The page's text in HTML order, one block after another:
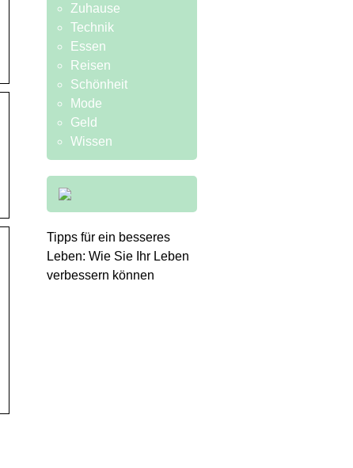
Zuhause
Technik
Essen
Reisen
Schönheit
Mode
Geld
Wissen
Tipps für ein besseres
Leben: Wie Sie Ihr Leben
verbessern können